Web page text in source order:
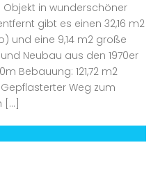
in wunderschöner
gibt es einen 32,16 m2
und eine 9,14 m2 große
Neubau aus den 1970er
Bebauung: 121,72 m2
Weg zum